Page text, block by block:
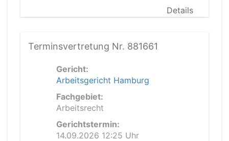
Details
Terminsvertretung Nr. 881661
Gericht:
Arbeitsgericht Hamburg
Fachgebiet:
Arbeitsrecht
Gerichtstermin:
14.09.2026 12:25 Uhr